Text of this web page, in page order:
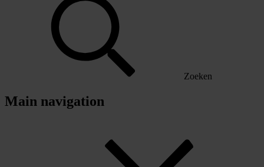
Zoeken
Main navigation